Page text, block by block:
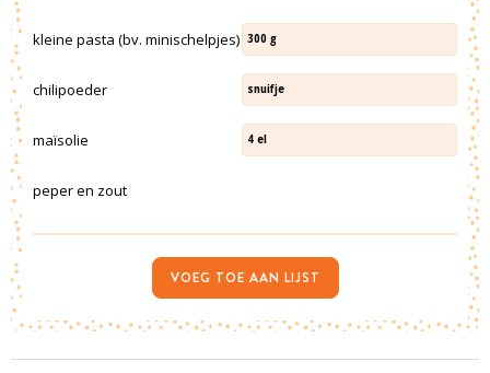
kleine pasta (bv. minischelpjes) 300 g
chilipoeder snuifje
maïsolie 4 el
peper en zout
VOEG TOE AAN LIJST